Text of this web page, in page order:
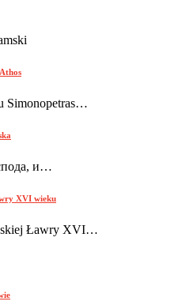
Simonopetras…
и…
XVI wieku
Ławry XVI…